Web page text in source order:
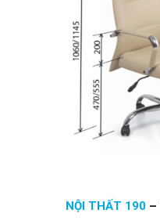
NỘI THẤT 190 –